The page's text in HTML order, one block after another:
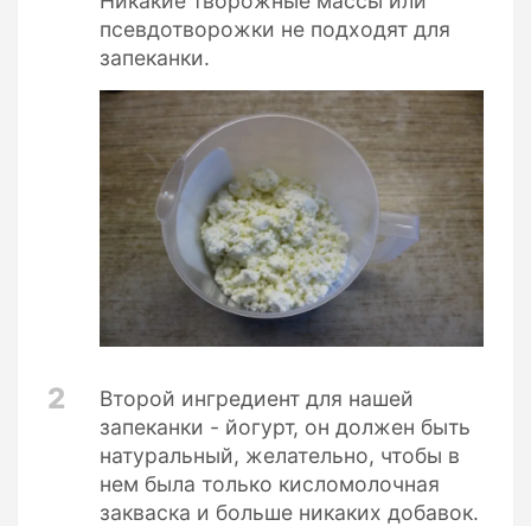
псевдотворожки не подходят для
запеканки.
2
Второй ингредиент для нашей
запеканки - йогурт, он должен быть
натуральный, желательно, чтобы в
нем была только кисломолочная
закваска и больше никаких добавок.